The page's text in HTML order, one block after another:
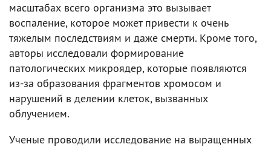
масштабах всего организма это вызывает
воспаление, которое может привести к очень
тяжелым последствиям и даже смерти. Кроме того,
авторы исследовали формирование
патологических микроядер, которые появляются
из-за образования фрагментов хромосом и
нарушений в делении клеток, вызванных
облучением.
Ученые проводили исследование на выращенных